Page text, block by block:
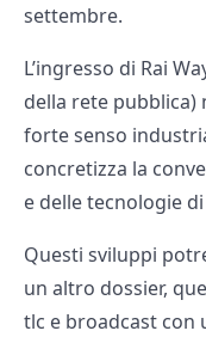
settembre.
L’ingresso di Rai
della rete pubblica)
forte senso
concretizza la
e delle tecnologie
Questi sviluppi
un altro dossier,
tlc e broadcast con